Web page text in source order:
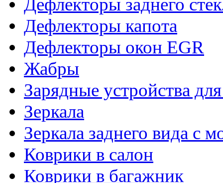
Дефлекторы заднего
Дефлекторы капота
Дефлекторы окон EGR
Жабры
Зарядные устройства
Зеркала
Зеркала заднего вида с
Коврики в салон
Коврики в багажник